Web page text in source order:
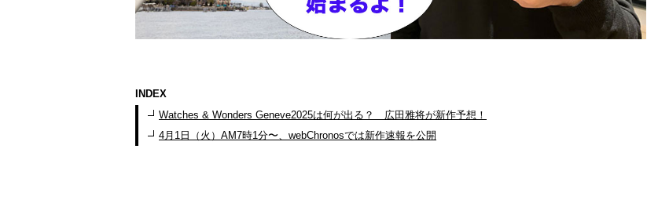
INDEX
Watches & Wonders Geneve2025は何が出る？ 広田雅将が新作予想！
4月1日（火）AM7時1分〜、webChronosでは新作速報を公開